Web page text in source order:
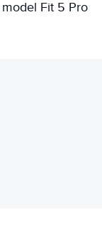
model Fit 5 Pro